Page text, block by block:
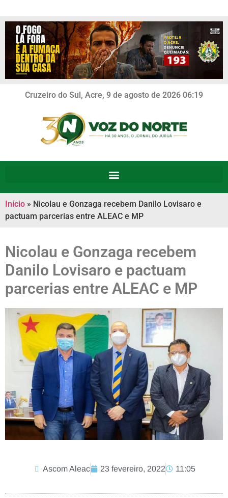
Cruzeiro do Sul, Acre, 9 de agosto de 2026 06:19
Início » Nicolau e Gonzaga recebem Danilo Lovisaro e
pactuam parcerias entre ALEAC e MP
Nicolau e Gonzaga recebem
Danilo Lovisaro e pactuam
parcerias entre ALEAC e MP
Ascom Aleac 23 fevereiro, 2022 11:05